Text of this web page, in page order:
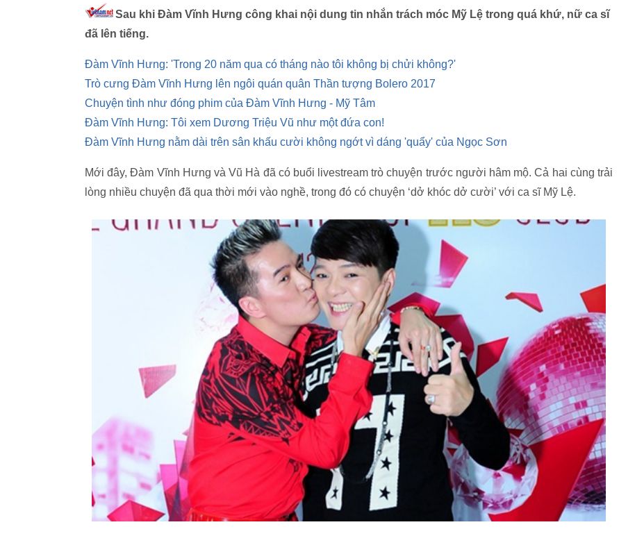
Sau khi Đàm Vĩnh Hưng công khai nội dung tin nhắn trách móc Mỹ Lệ trong quá khứ, nữ ca sĩ
đã lên tiếng.
Đàm Vĩnh Hưng: 'Trong 20 năm qua có tháng nào tôi không bị chửi không?'
Trò cưng Đàm Vĩnh Hưng lên ngôi quán quân Thần tượng Bolero 2017
Chuyện tình như đóng phim của Đàm Vĩnh Hưng - Mỹ Tâm
Đàm Vĩnh Hưng: Tôi xem Dương Triệu Vũ như một đứa con!
Đàm Vĩnh Hưng nằm dài trên sân khấu cười không ngớt vì dáng 'quẩy' của Ngọc Sơn
Mới đây, Đàm Vĩnh Hưng và Vũ Hà đã có buổi livestream trò chuyện trước người hâm mộ. Cả hai cùng trải
lòng nhiều chuyện đã qua thời mới vào nghề, trong đó có chuyện ‘dở khóc dở cười’ với ca sĩ Mỹ Lệ.